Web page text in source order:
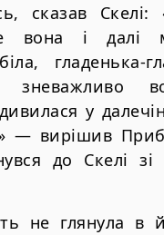
сказав Скелі:
вона і далі
гладенька-
у
— вирішив
до Скелі зі
не глянула в